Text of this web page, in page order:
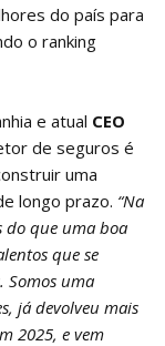
do país para
o ranking
e atual CEO
de seguros é
uma
longo prazo. “Na
do que uma boa
que se
Somos uma
já devolveu mais
2025, e vem